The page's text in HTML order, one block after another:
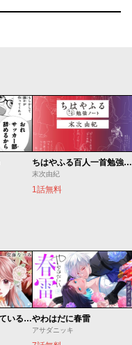
ちはやふる百人一首勉強ノート
末次由紀
1話無料
私たちはどうかしている 妻恋いやわはだに春雷
アサダニッキ